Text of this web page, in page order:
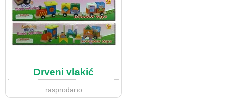
Drveni vlakić
rasprodano